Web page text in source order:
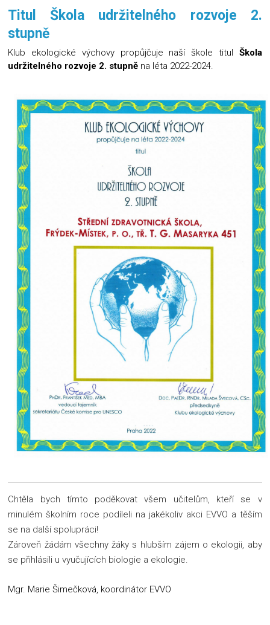
Titul Škola udržitelného rozvoje 2.
stupně
Klub ekologické výchovy propůjčuje naší škole titul Škola
udržitelného rozvoje 2. stupně na léta 2022-2024.
Chtěla bych tímto poděkovat všem učitelům, kteří se v
minulém školním roce podíleli na jakékoliv akci EVVO a těším
se na další spolupráci!
Zároveň žádám všechny žáky s hlubším zájem o ekologii, aby
se přihlásili u vyučujících biologie a ekologie.
Mgr. Marie Šimečková, koordinátor EVVO